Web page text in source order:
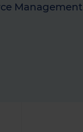
Management